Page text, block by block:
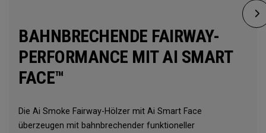
BAHNBRECHENDE FAIRWAY-
PERFORMANCE MIT AI SMART
FACE™
Die Ai Smoke Fairway-Hölzer mit Ai Smart Face
überzeugen mit bahnbrechender funktioneller